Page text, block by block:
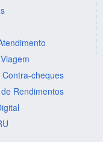
Contra-cheques
Rendimentos